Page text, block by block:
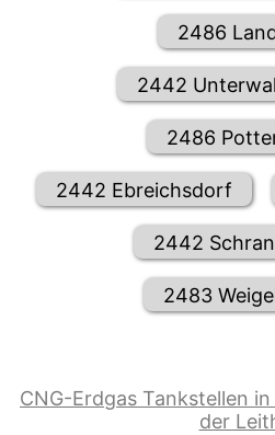
2486
2442
2486
2442 Ebreichsdorf
2442
2483
CNG-Erdgas Tankstellen
der